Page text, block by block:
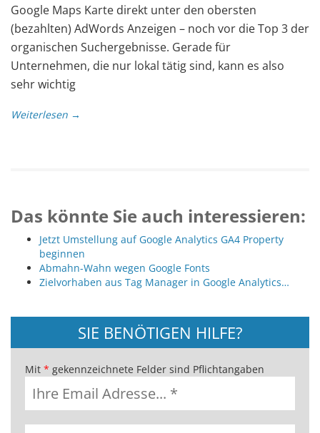
Google Maps Karte direkt unter den obersten
(bezahlten) AdWords Anzeigen – noch vor die Top 3 der
organischen Suchergebnisse. Gerade für
Unternehmen, die nur lokal tätig sind, kann es also
sehr wichtig
Weiterlesen →
Das könnte Sie auch interessieren:
Jetzt Umstellung auf Google Analytics GA4 Property
beginnen
Abmahn-Wahn wegen Google Fonts
Zielvorhaben aus Tag Manager in Google Analytics…
SIE BENÖTIGEN HILFE?
Mit * gekennzeichnete Felder sind Pflichtangaben